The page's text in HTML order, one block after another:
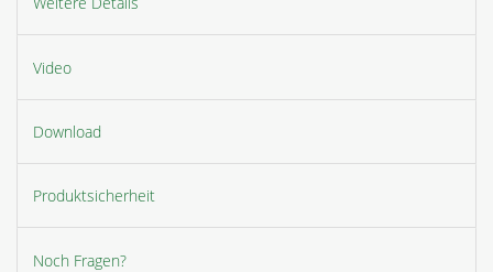
Video
Download
Produktsicherheit
Noch Fragen?